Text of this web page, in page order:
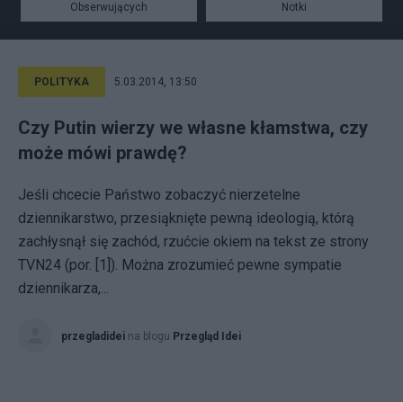
Obserwujących
Notki
POLITYKA 5.03.2014, 13:50
Czy Putin wierzy we własne kłamstwa, czy
może mówi prawdę?
Jeśli chcecie Państwo zobaczyć nierzetelne
dziennikarstwo, przesiąknięte pewną ideologią, którą
zachłysnął się zachód, rzućcie okiem na tekst ze strony
TVN24 (por. [1]). Można zrozumieć pewne sympatie
dziennikarza,...
przegladidei na blogu Przegląd Idei